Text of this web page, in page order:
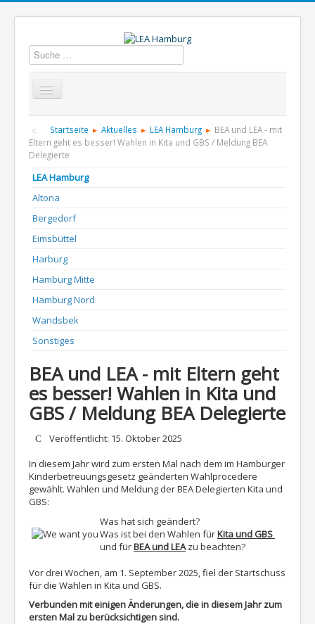
Suchen
Startseite Über uns Aktuelles Termine
Informationen
Kontakt
Startseite Aktuelles LEA Hamburg
BEA und LEA - mit
Eltern geht es besser! Wahlen in Kita und GBS / Meldung BEA
Delegierte
LEA Hamburg
Altona
Bergedorf
Eimsbüttel
Harburg
Hamburg Mitte
Hamburg Nord
Wandsbek
Sonstiges
BEA und LEA - mit Eltern geht
es besser! Wahlen in Kita und
GBS / Meldung BEA Delegierte
DetailsVeröffentlicht: 15. Oktober 2025
In diesem Jahr wird zum ersten Mal nach dem im Hamburger
Kinderbetreuungsgesetz geänderten Wahlprocedere
gewählt. Wahlen und Meldung der BEA Delegierten Kita und
GBS:
Was hat sich geändert?
Was ist bei den Wahlen fürKita und GBS
und fürBEA und LEAzu beachten?
Vor drei Wochen, am 1. September 2025, fiel der Startschuss
für die Wahlen in Kita und GBS.
Verbunden mit einigen Änderungen, die in diesem Jahr zum
ersten Mal zu berücksichtigen sind.